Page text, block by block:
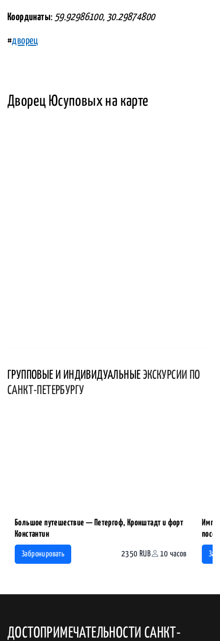
Координаты: 59.92986100, 30.29874800
#дворец
Дворец Юсуповых на карте
ГРУППОВЫЕ И ИНДИВИДУАЛЬНЫЕ ЭКСКУРСИИ ПО
САНКТ-ПЕТЕРБУРГУ
Большое путешествие — Петергоф, Кронштадт и форт
Константин
Забронировать 2350 RUB 10 часов
ДОСТОПРИМЕЧАТЕЛЬНОСТИ САНКТ-